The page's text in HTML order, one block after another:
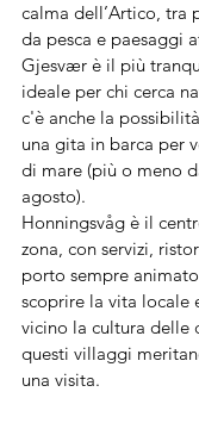
calma dell’Artico, tra
da pesca e paesaggi
Gjesvær è il più
ideale per chi cerca
c'è anche la
una gita in barca per
di mare (più o meno
agosto).
Honningsvåg è il
zona, con servizi,
porto sempre
scoprire la vita locale
vicino la cultura delle
questi villaggi
una visita.